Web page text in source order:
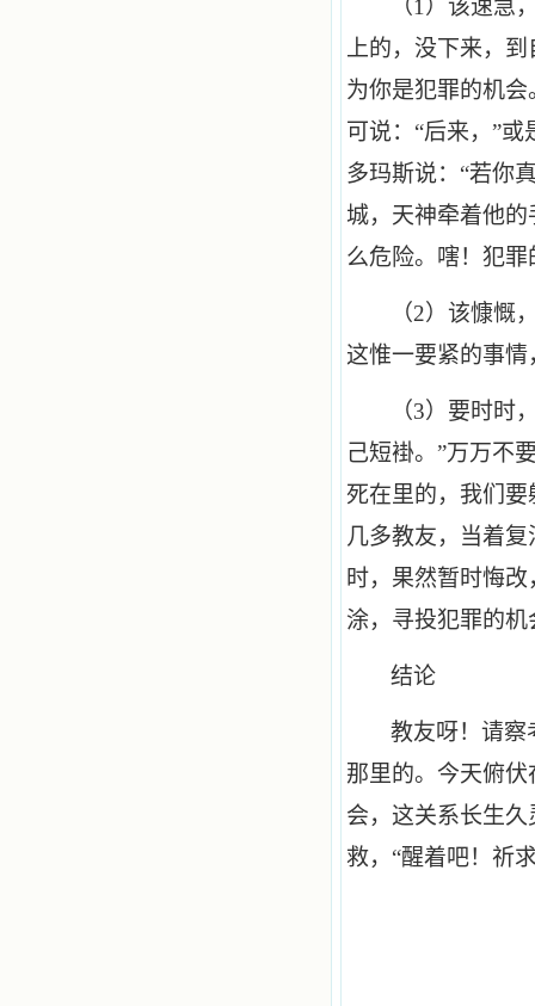
（1）该速急
上的，没下来，
为你是犯罪的机会
可说：“后来，”
多玛斯说：“若你
城，天神牵着他
么危险。嗐！犯
（2）该慷慨
这惟一要紧的事
（3）要时时
己短褂。”万万不
死在里的，我们
几多教友，当着
时，果然暂时悔
涂，寻投犯罪的
结论
教友呀！请察
那里的。今天俯
会，这关系长生
救，“醒着吧！祈